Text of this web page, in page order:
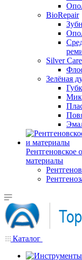
BioRepair
Silver Care
Зелёная
Рентгеновское
материалы
Каталог